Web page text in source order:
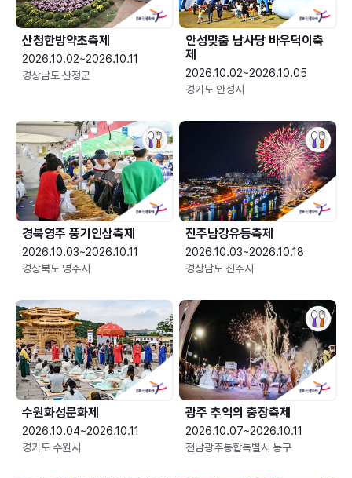
산청한방약초축제
2026.10.02~2026.10.11
경상남도 산청군
안성맞춤 남사당 바우덕이축
제
2026.10.02~2026.10.05
경기도 안성시
경북영주 풍기인삼축제
2026.10.03~2026.10.11
경상북도 영주시
진주남강유등축제
2026.10.03~2026.10.18
경상남도 진주시
수원화성문화제
2026.10.04~2026.10.11
경기도 수원시
광주 추억의 충장축제
2026.10.07~2026.10.11
전남광주통합특별시 동구